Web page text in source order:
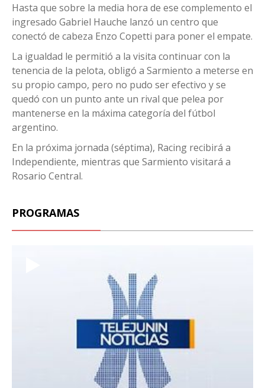
Hasta que sobre la media hora de ese complemento el
ingresado Gabriel Hauche lanzó un centro que
conectó de cabeza Enzo Copetti para poner el empate.
La igualdad le permitió a la visita continuar con la
tenencia de la pelota, obligó a Sarmiento a meterse en
su propio campo, pero no pudo ser efectivo y se
quedó con un punto ante un rival que pelea por
mantenerse en la máxima categoría del fútbol
argentino.
En la próxima jornada (séptima), Racing recibirá a
Independiente, mientras que Sarmiento visitará a
Rosario Central.
PROGRAMAS